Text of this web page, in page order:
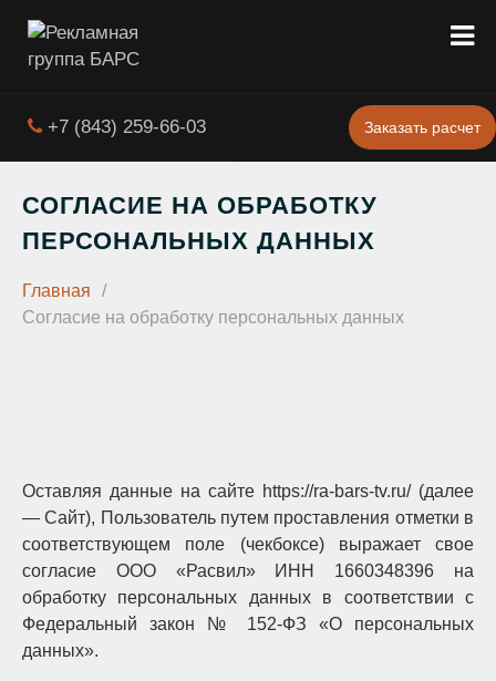
+7 (843) 259-66-03 Заказать расчет
СОГЛАСИЕ НА ОБРАБОТКУ
ПЕРСОНАЛЬНЫХ ДАННЫХ
Главная
/
Согласие на обработку персональных данных
Оставляя данные на сайте https://ra-bars-tv.ru/ (далее
— Сайт), Пользователь путем проставления отметки в
соответствующем поле (чекбоксе) выражает свое
согласие ООО «Расвил» ИНН 1660348396 на
обработку персональных данных в соответствии с
Федеральный закон № 152-ФЗ «О персональных
данных».